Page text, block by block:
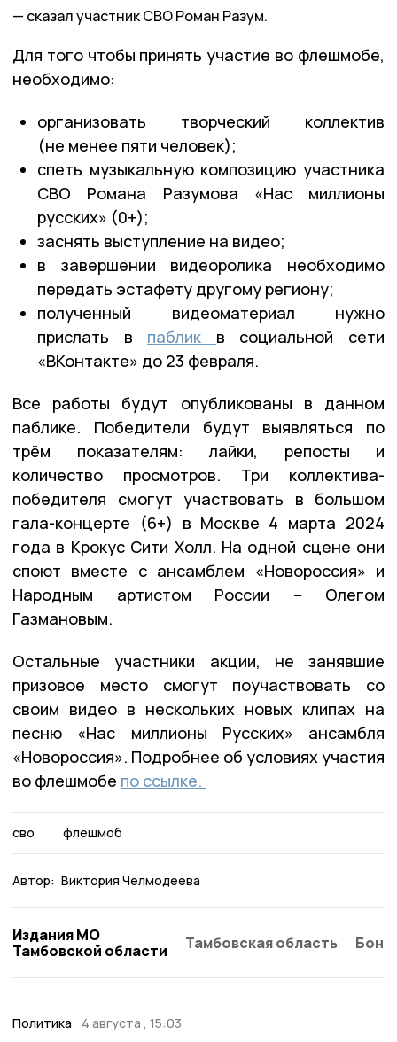
сказал участник СВО Роман Разум.
Для того чтобы принять участие во флешмобе,
необходимо:
организовать творческий коллектив
(не менее пяти человек);
спеть музыкальную композицию участника
СВО Романа Разумова «Нас миллионы
русских» (0+);
заснять выступление на видео;
в завершении видеоролика необходимо
передать эстафету другому региону;
полученный видеоматериал нужно
прислать в паблик в социальной сети
«ВКонтакте» до 23 февраля.
Все работы будут опубликованы в данном
паблике. Победители будут выявляться по
трём показателям: лайки, репосты и
количество просмотров. Три коллектива-
победителя смогут участвовать в большом
гала-концерте (6+) в Москве 4 марта 2024
года в Крокус Сити Холл. На одной сцене они
споют вместе с ансамблем «Новороссия» и
Народным артистом России – Олегом
Газмановым.
Остальные участники акции, не занявшие
призовое место смогут поучаствовать со
своим видео в нескольких новых клипах на
песню «Нас миллионы Русских» ансамбля
«Новороссия». Подробнее об условиях участия
во флешмобе по ссылке.
сво флешмоб
Автор: Виктория Челмодеева
Издания МО
Тамбовской области
Тамбовская область
Политика 4 августа , 15:03